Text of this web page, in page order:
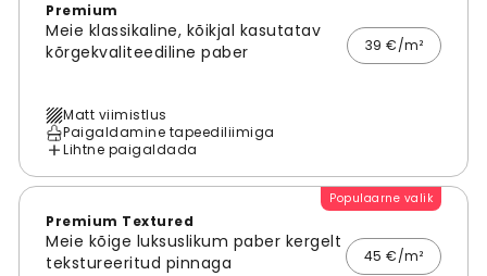
Premium
Meie klassikaline, kõikjal kasutatav
kõrgekvaliteediline paber
39 €/m²
Matt viimistlus
Paigaldamine tapeediliimiga
Lihtne paigaldada
Populaarne valik
Premium Textured
Meie kõige luksuslikum paber kergelt
tekstureeritud pinnaga
45 €/m²